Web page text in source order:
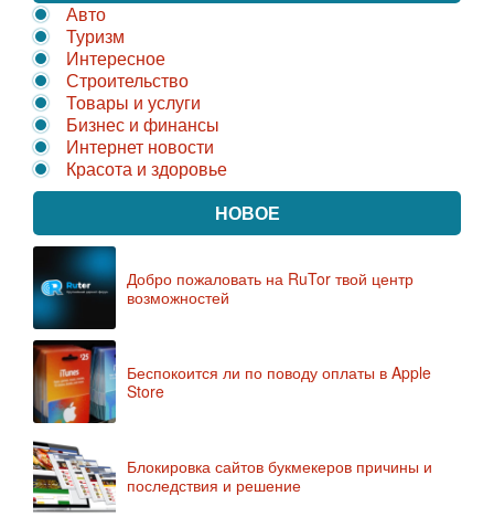
Авто
Туризм
Интересное
Строительство
Товары и услуги
Бизнес и финансы
Интернет новости
Красота и здоровье
НОВОЕ
Добро пожаловать на RuTor твой центр
возможностей
Беспокоится ли по поводу оплаты в Apple
Store
Блокировка сайтов букмекеров причины и
последствия и решение